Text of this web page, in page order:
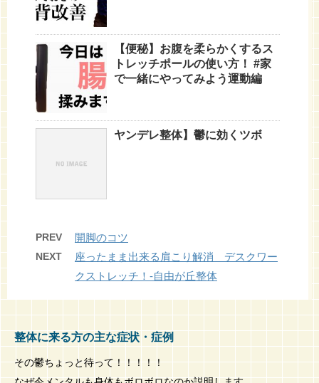
【便秘】お腹を柔らかくするス
トレッチポールの使い方！ #家
で一緒にやってみよう運動編
ヤンデレ整体】鬱に効くツボ
PREV 開脚のコツ
NEXT
座ったまま出来る肩こり解消 デスクワー
クストレッチ！-自由が丘整体
整体に来る方の主な症状・症例
その鬱ちょっと待って！！！！！